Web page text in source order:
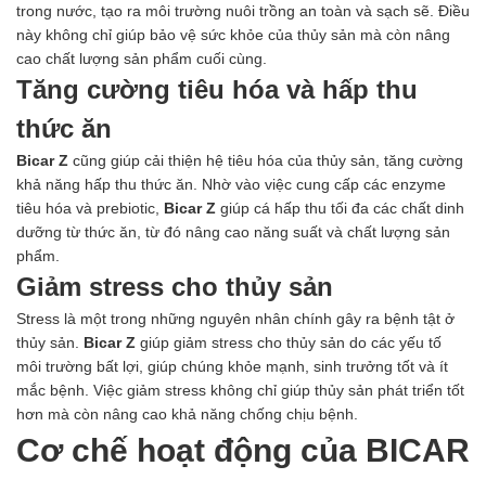
Tẩy Rửa Diệt Khuẩn
Ngành Thực Phẩm
Ngành Nông Nghiệp
Ngành Thủy Sản
Ngành Môi Trường
Ngành Nhựa
Ngành Xây Dựng
Ngành Cao Su
Ngành Xi Mạ
Ngành Thủy Tinh
Ngành Dệt Nhuộm
Ngành Sơn
Ngành In Ấn Bao Bì
Ngành Gốm Sứ
Ngành Gỗ
Ngành Mỹ Phẩm
Ngành Hóa Dầu
Ngành Giấy
Liên hệ
Tuyển dụng
trong nước, tạo ra môi trường nuôi trồng an toàn và sạch sẽ. Điều
này không chỉ giúp bảo vệ sức khỏe của thủy sản mà còn nâng
cao chất lượng sản phẩm cuối cùng.
Tăng cường tiêu hóa và hấp thu
thức ăn
Bicar Z cũng giúp cải thiện hệ tiêu hóa của thủy sản, tăng cường
khả năng hấp thu thức ăn. Nhờ vào việc cung cấp các enzyme
tiêu hóa và prebiotic, Bicar Z giúp cá hấp thu tối đa các chất dinh
dưỡng từ thức ăn, từ đó nâng cao năng suất và chất lượng sản
phẩm.
Giảm stress cho thủy sản
Stress là một trong những nguyên nhân chính gây ra bệnh tật ở
thủy sản. Bicar Z giúp giảm stress cho thủy sản do các yếu tố
môi trường bất lợi, giúp chúng khỏe mạnh, sinh trưởng tốt và ít
mắc bệnh. Việc giảm stress không chỉ giúp thủy sản phát triển tốt
hơn mà còn nâng cao khả năng chống chịu bệnh.
Cơ chế hoạt động của BICAR